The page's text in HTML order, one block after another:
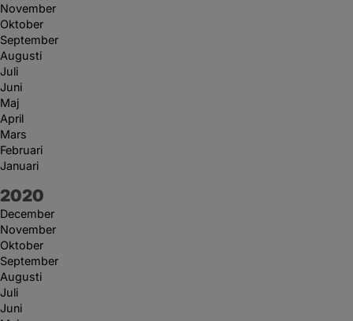
November
Oktober
September
Augusti
Juli
Juni
Maj
April
Mars
Februari
Januari
År:
2020
December
November
Oktober
September
Augusti
Juli
Juni